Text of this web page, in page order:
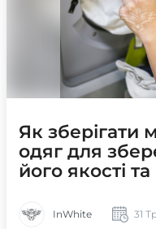
Як зберігати
одяг для
його якості та
InWhite 31